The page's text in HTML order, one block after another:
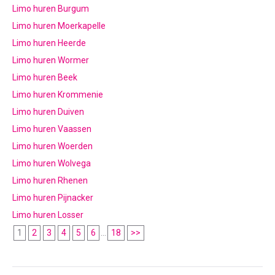
Limo huren Burgum
Limo huren Moerkapelle
Limo huren Heerde
Limo huren Wormer
Limo huren Beek
Limo huren Krommenie
Limo huren Duiven
Limo huren Vaassen
Limo huren Woerden
Limo huren Wolvega
Limo huren Rhenen
Limo huren Pijnacker
Limo huren Losser
1
2 3 4 5 6 ... 18 >>